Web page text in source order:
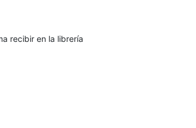
recibir en la librería